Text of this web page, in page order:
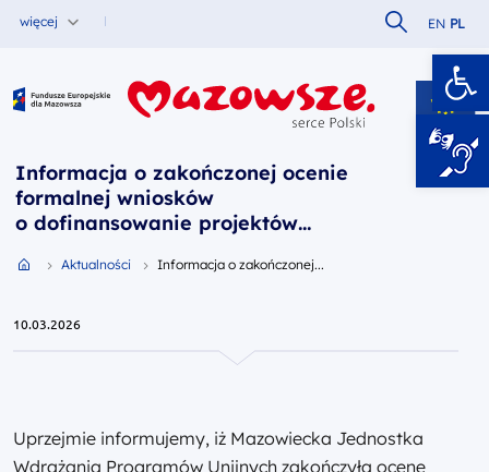
więcej Szukaj w
EN PL
Fundusze Europejskie dla Mazowsza
Informacja o zakończonej ocenie
formalnej wniosków
o dofinansowanie projektów
FEMA.03.02-IP.01-075/25
Przejdź do strony głównej portalu
Aktualności Informacja o zakończonej...
10.03.2026
Uprzejmie informujemy, iż Mazowiecka Jednostka
Wdrażania Programów Unijnych zakończyła ocenę